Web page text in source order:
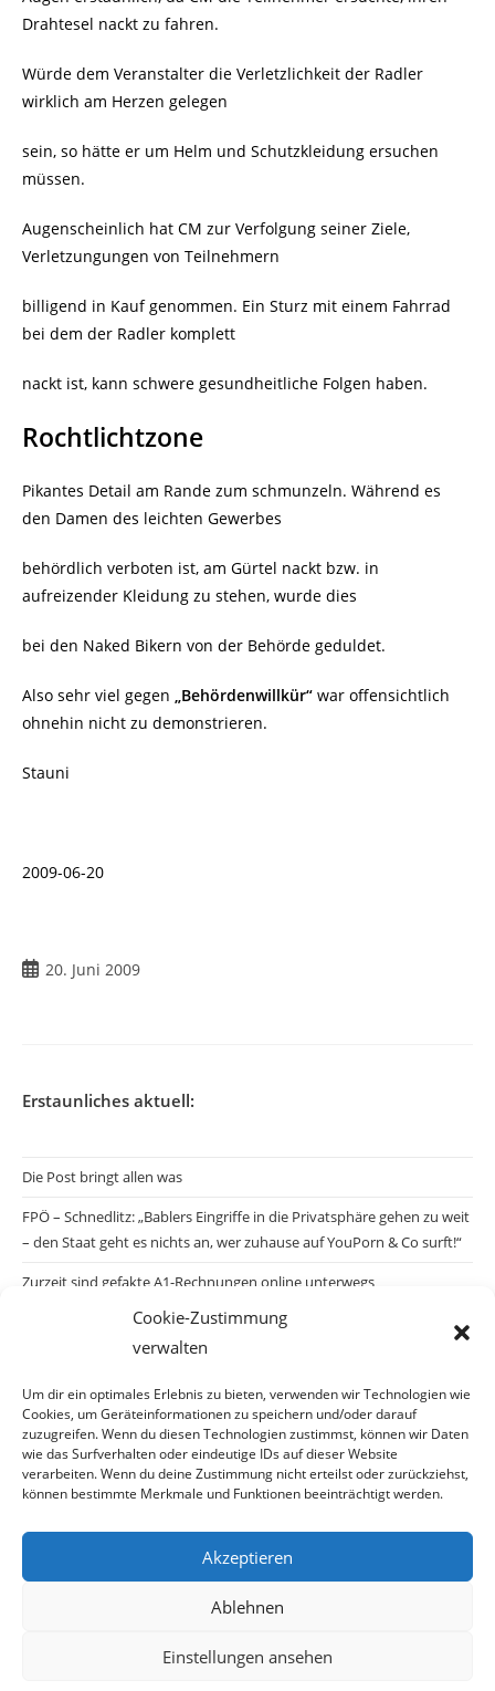
Cookie-Zustimmung
verwalten
Um dir ein optimales Erlebnis zu bieten, verwenden wir Technologien wie
Cookies, um Geräteinformationen zu speichern und/oder darauf
zuzugreifen. Wenn du diesen Technologien zustimmst, können wir Daten
wie das Surfverhalten oder eindeutige IDs auf dieser Website
verarbeiten. Wenn du deine Zustimmung nicht erteilst oder zurückziehst,
können bestimmte Merkmale und Funktionen beeinträchtigt werden.
Akzeptieren
Ablehnen
Einstellungen ansehen
Drahtesel nackt zu fahren.
Würde dem Veranstalter die Verletzlichkeit der Radler
wirklich am Herzen gelegen
sein, so hätte er um Helm und Schutzkleidung ersuchen
müssen.
Augenscheinlich hat CM zur Verfolgung seiner Ziele,
Verletzungungen von Teilnehmern
billigend in Kauf genommen. Ein Sturz mit einem Fahrrad
bei dem der Radler komplett
nackt ist, kann schwere gesundheitliche Folgen haben.
Rochtlichtzone
Pikantes Detail am Rande zum schmunzeln. Während es
den Damen des leichten Gewerbes
behördlich verboten ist, am Gürtel nackt bzw. in
aufreizender Kleidung zu stehen, wurde dies
bei den Naked Bikern von der Behörde geduldet.
Also sehr viel gegen „Behördenwillkür“ war offensichtlich
ohnehin nicht zu demonstrieren.
Stauni
2009-06-20
Beitrag
20. Juni 2009
Erstaunliches aktuell:
Die Post bringt allen was
FPÖ – Schnedlitz: „Bablers Eingriffe in die Privatsphäre gehen zu weit
– den Staat geht es nichts an, wer zuhause auf YouPorn & Co surft!“
Zurzeit sind gefakte A1-Rechnungen online unterwegs
Salzburgs Juden und ihre Sicherheit: „Erst nach einem Anschlag wäre
die Gefahr endlich konkret!“
Biologisches Wunder in Ceuta
Ein vermeintliches Abschiebemärchen
Archiv